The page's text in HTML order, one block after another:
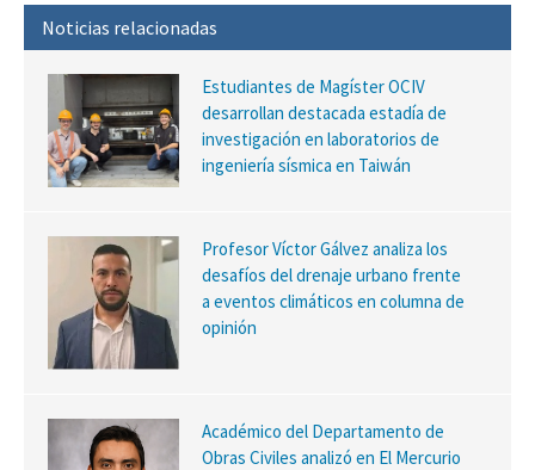
Noticias relacionadas
Estudiantes de Magíster OCIV
desarrollan destacada estadía de
investigación en laboratorios de
ingeniería sísmica en Taiwán
Profesor Víctor Gálvez analiza los
desafíos del drenaje urbano frente
a eventos climáticos en columna de
opinión
Académico del Departamento de
Obras Civiles analizó en El Mercurio